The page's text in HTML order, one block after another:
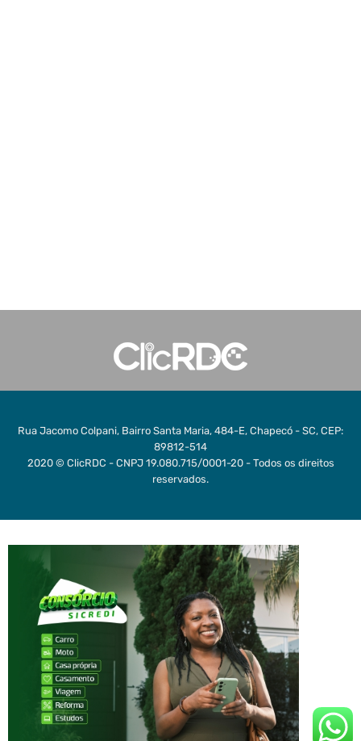
Rua Jacomo Colpani, Bairro Santa Maria, 484-E, Chapecó - SC, CEP:
89812-514
2020 © ClicRDC - CNPJ 19.080.715/0001-20 - Todos os direitos
reservados.